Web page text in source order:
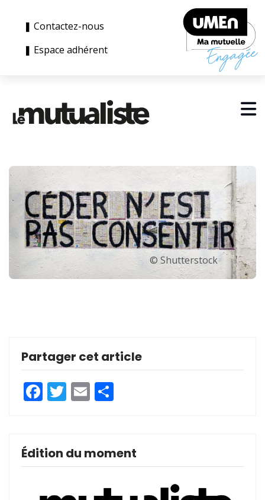
❚ Contactez-nous
❚ Espace adhérent
© Shutterstock
Partager cet article
Facebook
Twitter
Email
Édition du moment